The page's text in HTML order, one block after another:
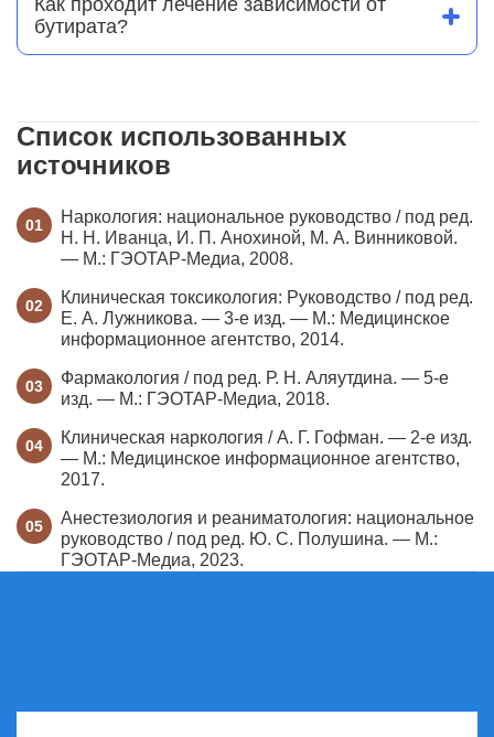
жесточайшая бессонница. Длительное
употребление ведет к деградации личности, потере
памяти и органическому поражению головного
бутирата?
медикаментозного этапа обязательна длительная
реабилитация, так как тяга к веществу остается
очень сильной на уровне нейрохимии.
Список использованных
источников
Наркология: национальное руководство / под ред.
Н. Н. Иванца, И. П. Анохиной, М. А. Винниковой.
— М.: ГЭОТАР-Медиа, 2008.
Клиническая токсикология: Руководство / под ред.
Е. А. Лужникова. — 3-е изд. — М.: Медицинское
информационное агентство, 2014.
Фармакология / под ред. Р. Н. Аляутдина. — 5-е
изд. — М.: ГЭОТАР-Медиа, 2018.
Клиническая наркология / А. Г. Гофман. — 2-е изд.
— М.: Медицинское информационное агентство,
2017.
Анестезиология и реаниматология: национальное
руководство / под ред. Ю. С. Полушина. — М.:
ГЭОТАР-Медиа, 2023.